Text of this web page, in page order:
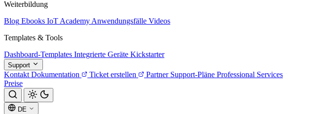
Weiterbildung
Blog Ebooks IoT Academy Anwendungsfälle Videos
Templates & Tools
Dashboard-Templates Integrierte Geräte Kickstarter
Support
Kontakt Dokumentation Ticket erstellen Partner Support-Pläne Professional Services
Preise
DE